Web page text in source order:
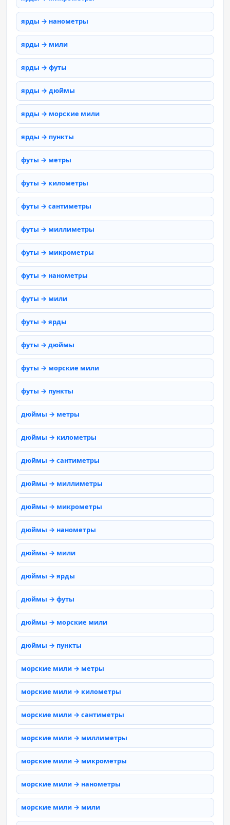
ярды → нанометры
ярды → мили
ярды → футы
ярды → дюймы
ярды → морские мили
ярды → пункты
футы → метры
футы → километры
футы → сантиметры
футы → миллиметры
футы → микрометры
футы → нанометры
футы → мили
футы → ярды
футы → дюймы
футы → морские мили
футы → пункты
дюймы → метры
дюймы → километры
дюймы → сантиметры
дюймы → миллиметры
дюймы → микрометры
дюймы → нанометры
дюймы → мили
дюймы → ярды
дюймы → футы
дюймы → морские мили
дюймы → пункты
морские мили → метры
морские мили → километры
морские мили → сантиметры
морские мили → миллиметры
морские мили → микрометры
морские мили → нанометры
морские мили → мили